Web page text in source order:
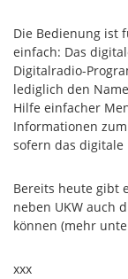
Die Bedienung ist
einfach: Das
Digitalradio-
lediglich den
Hilfe einfacher
Informationen
sofern das digitale
Bereits heute gibt
neben UKW auch
können (mehr
xxx